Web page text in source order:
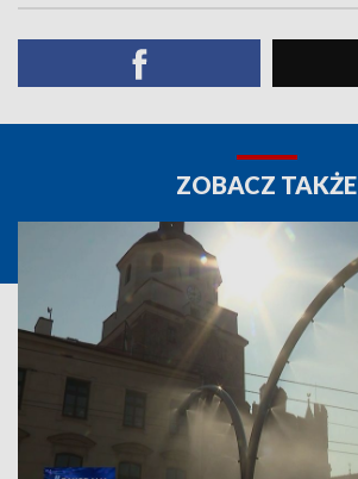
ZOBACZ TAKŻE